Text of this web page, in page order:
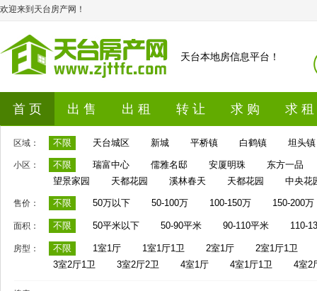
欢迎来到天台房产网！
天台本地房信息平台！
首 页 出 售 出 租 转 让 求 购 求 租
区域： 不限 天台城区 新城 平桥镇 白鹤镇 坦头镇
小区： 不限 瑞富中心 儒雅名邸 安厦明珠
东方一品
望景家园
天都花园 溪林春天 天都花园 中央花
售价： 不限 50万以下 50-100万 100-150万 150-200万
面积： 不限 50平米以下 50-90平米 90-110平米 110-
房型： 不限 1室1厅 1室1厅1卫 2室1厅
2室1厅1卫
3室2厅1卫
3室2厅2卫 4室1厅 4室1厅1卫 4室2